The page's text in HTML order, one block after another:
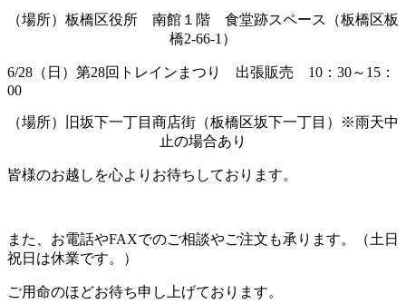
（場所）板橋区役所 南館１階 食堂跡スペース（板橋区板
橋2-66-1）
6/28（日）第28回トレインまつり 出張販売 10：30～15：
00
（場所）旧坂下一丁目商店街（板橋区坂下一丁目）※雨天中
止の場合あり
皆様のお越しを心よりお待ちしております。
また、お電話やFAXでのご相談やご注文も承ります。（土日
祝日は休業です。）
ご用命のほどお待ち申し上げております。